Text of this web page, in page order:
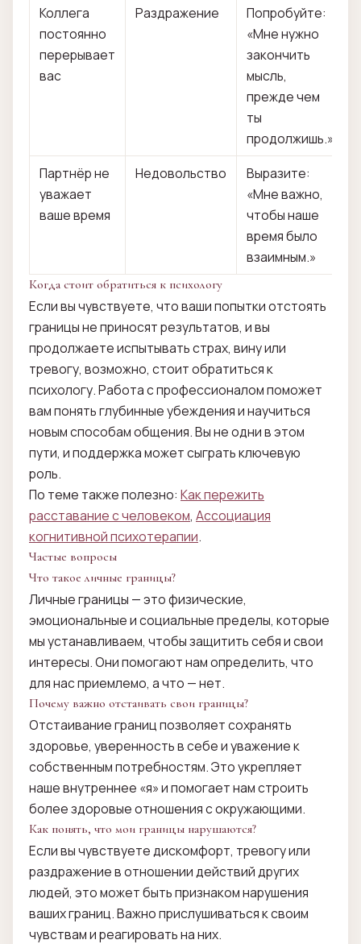
Коллега
постоянно
перерывает
вас
Раздражение
Попробуйте:
«Мне нужно
закончить
мысль,
прежде чем
ты
продолжишь.»
Партнёр не
уважает
ваше время
Недовольство
Выразите:
«Мне важно,
чтобы наше
время было
взаимным.»
Когда стоит обратиться к психологу
Если вы чувствуете, что ваши попытки отстоять
границы не приносят результатов, и вы
продолжаете испытывать страх, вину или
тревогу, возможно, стоит обратиться к
психологу. Работа с профессионалом поможет
вам понять глубинные убеждения и научиться
новым способам общения. Вы не одни в этом
пути, и поддержка может сыграть ключевую
роль.
По теме также полезно: Как пережить
расставание с человеком, Ассоциация
когнитивной психотерапии.
Частые вопросы
Что такое личные границы?
Личные границы — это физические,
эмоциональные и социальные пределы, которые
мы устанавливаем, чтобы защитить себя и свои
интересы. Они помогают нам определить, что
для нас приемлемо, а что — нет.
Почему важно отстаивать свои границы?
Отстаивание границ позволяет сохранять
здоровье, уверенность в себе и уважение к
собственным потребностям. Это укрепляет
наше внутреннее «я» и помогает нам строить
более здоровые отношения с окружающими.
Как понять, что мои границы нарушаются?
Если вы чувствуете дискомфорт, тревогу или
раздражение в отношении действий других
людей, это может быть признаком нарушения
ваших границ. Важно прислушиваться к своим
чувствам и реагировать на них.